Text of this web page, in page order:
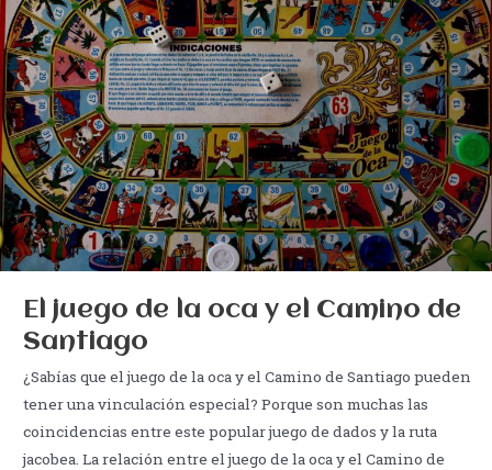
El juego de la oca y el Camino de
Santiago
¿Sabías que el juego de la oca y el Camino de Santiago pueden
tener una vinculación especial? Porque son muchas las
coincidencias entre este popular juego de dados y la ruta
jacobea. La relación entre el juego de la oca y el Camino de